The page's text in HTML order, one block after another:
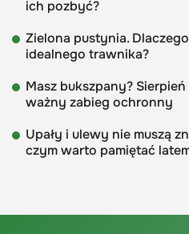
ich pozbyć?
Zielona pustynia.
idealnego trawnika?
Masz bukszpany?
ważny zabieg ochronny
Upały i ulewy nie muszą
czym warto pamiętać